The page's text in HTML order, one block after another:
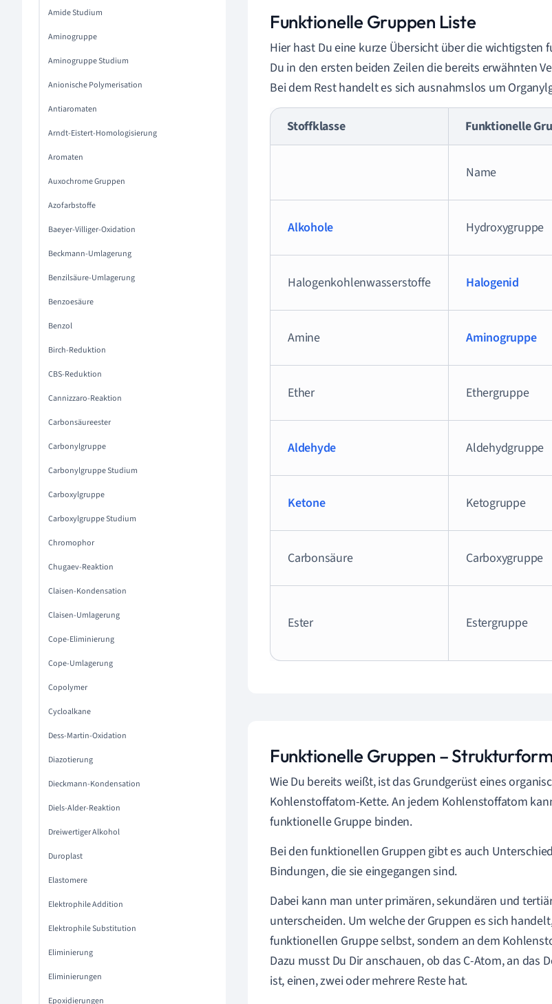
Amide Studium
Aminogruppe
Aminogruppe Studium
Anionische Polymerisation
Antiaromaten
Arndt-Eistert-Homologisierung
Aromaten
Auxochrome Gruppen
Azofarbstoffe
Baeyer-Villiger-Oxidation
Beckmann-Umlagerung
Benzilsäure-Umlagerung
Benzoesäure
Benzol
Birch-Reduktion
CBS-Reduktion
Cannizzaro-Reaktion
Carbonsäureester
Carbonylgruppe
Carbonylgruppe Studium
Carboxylgruppe
Carboxylgruppe Studium
Chromophor
Chugaev-Reaktion
Claisen-Kondensation
Claisen-Umlagerung
Cope-Eliminierung
Cope-Umlagerung
Copolymer
Cycloalkane
Dess-Martin-Oxidation
Diazotierung
Dieckmann-Kondensation
Diels-Alder-Reaktion
Dreiwertiger Alkohol
Duroplast
Elastomere
Elektrophile Addition
Elektrophile Substitution
Eliminierung
Eliminierungen
Epoxidierungen
Funktionelle Gruppen Liste
Hier hast Du eine kurze Übersicht über die wichtigsten
Du in den ersten beiden Zeilen die bereits erwähnten
Bei dem Rest handelt es sich ausnahmslos um
Stoffklasse Funktionelle
Name
Alkohole Hydroxygruppe
Halogenkohlenwasserstoffe Halogenid
Amine Aminogruppe
Ether Ethergruppe
Aldehyde Aldehydgruppe
Ketone Ketogruppe
Carbonsäure Carboxygruppe
Ester Estergruppe
Funktionelle Gruppen –
Wie Du bereits weißt, ist das Grundgerüst eines
Kohlenstoffatom-Kette. An jedem Kohlenstoffatom
funktionelle Gruppe binden.
Bei den funktionellen Gruppen gibt es auch
Bindungen, die sie eingegangen sind.
Dabei kann man unter primären, sekundären und
unterscheiden. Um welche der Gruppen es sich
funktionellen Gruppe selbst, sondern an dem
Dazu musst Du Diranschauen, ob das C-Atom, an das
ist, einen, zwei oder mehrere Reste hat.